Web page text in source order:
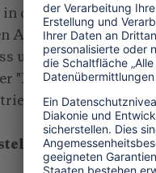
den letzten 20
Anreize
unter sonst
"Preis" für
und die
und